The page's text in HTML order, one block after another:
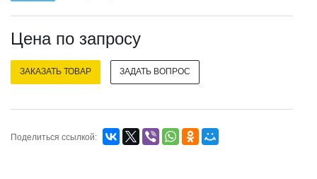
Цена по запросу
ЗАКАЗАТЬ ТОВАР ЗАДАТЬ ВОПРОС
Поделиться ссылкой: